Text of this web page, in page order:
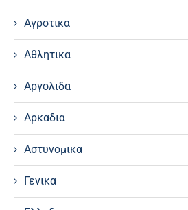
Αγροτικα
Αθλητικα
Αργολιδα
Αρκαδια
Αστυνομικα
Γενικα